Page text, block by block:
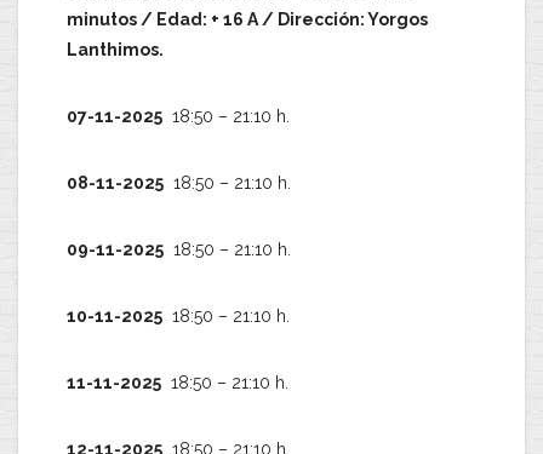
minutos / Edad: + 16 A / Dirección: Yorgos
Lanthimos.
07-11-2025 18:50 – 21:10 h.
08-11-2025 18:50 – 21:10 h.
09-11-2025 18:50 – 21:10 h.
10-11-2025 18:50 – 21:10 h.
11-11-2025 18:50 – 21:10 h.
12-11-2025 18:50 – 21:10 h.